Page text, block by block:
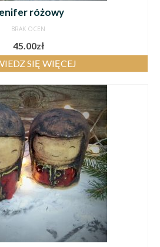
różowy
BRAK OCEN
45.00zł
SIĘ WIĘCEJ